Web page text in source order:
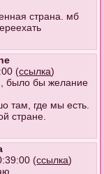
страна. мб
(ссылка)
было бы желание
там, где мы есть.
стране.
(ссылка)